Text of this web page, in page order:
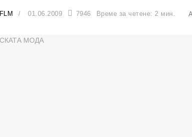
FLM 01.06.2009 7946 Време за четене: 2 мин.